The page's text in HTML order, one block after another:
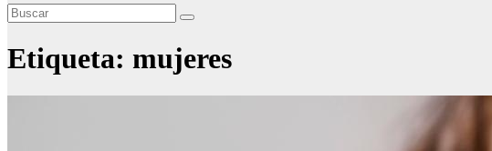
Etiqueta: mujeres